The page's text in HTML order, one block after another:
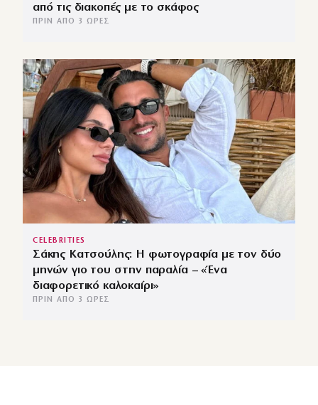
από τις διακοπές με το σκάφος
ΠΡΙΝ ΑΠΌ 3 ΏΡΕΣ
CELEBRITIES
Σάκης Κατσούλης: Η φωτογραφία με τον δύο
μηνών γιο του στην παραλία – «Ένα
διαφορετικό καλοκαίρι»
ΠΡΙΝ ΑΠΌ 3 ΏΡΕΣ